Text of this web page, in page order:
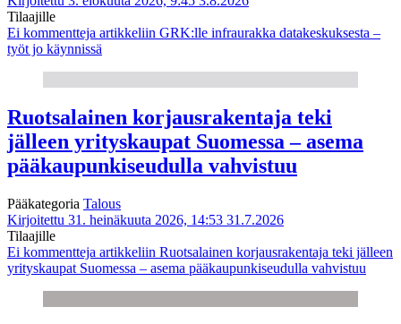
Tilaajille
Ei kommentteja artikkeliin GRK:lle infraurakka datakeskuksesta –
työt jo käynnissä
Ruotsalainen korjausrakentaja teki
jälleen yrityskaupat Suomessa – asema
pääkaupunkiseudulla vahvistuu
Pääkategoria Talous
Kirjoitettu 31. heinäkuuta 2026, 14:53 31.7.2026
Tilaajille
Ei kommentteja artikkeliin Ruotsalainen korjausrakentaja teki jälleen
yrityskaupat Suomessa – asema pääkaupunkiseudulla vahvistuu